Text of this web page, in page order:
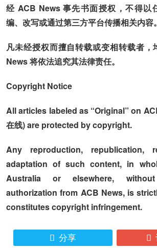
经 ACB News 事先书面授权，不得以
编、改写或通过第三方平台传播相关内容。
凡未经授权而擅自转载或变相转载者，
News 将依法追究其法律责任。
Copyright Notice
All articles labeled as “Original” on
在线) are protected by copyright.
Any reproduction, republication,
adaptation of such content, in
Australia or elsewhere,
authorization from ACB News, is
constitutes copyright infringement.
 分享 